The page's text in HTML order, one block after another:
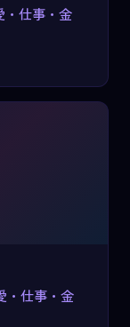
・仕事・金
・仕事・金